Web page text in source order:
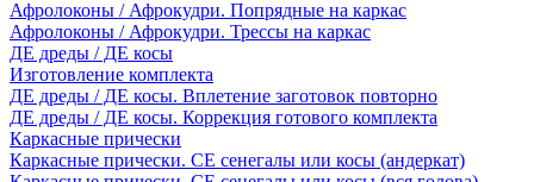
Афролоконы / Афрокудри. Попрядные на каркас
Афролоконы / Афрокудри. Трессы на каркас
ДЕ дреды / ДЕ косы
Изготовление комплекта
ДЕ дреды / ДЕ косы. Вплетение заготовок повторно
ДЕ дреды / ДЕ косы. Коррекция готового комплекта
Каркасные прически
Каркасные прически. СЕ сенегалы или косы (андеркат)